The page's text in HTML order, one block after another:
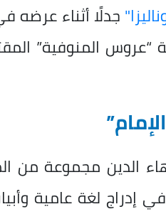
جدلًا أثناء عرضه
المنوفية”
الدين مجموعة من
في إدراج لغة عامية